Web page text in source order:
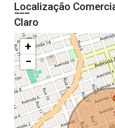
Localização
Claro
+
−